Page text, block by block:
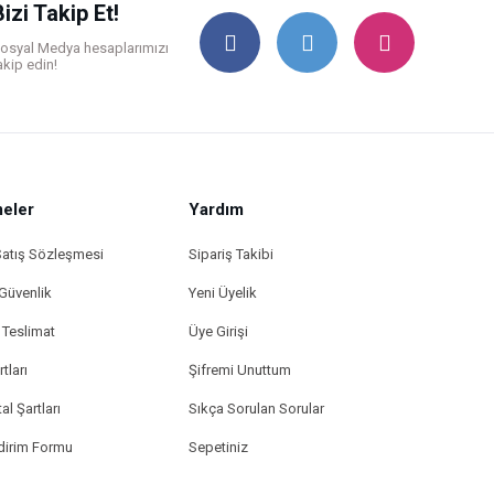
Takip Et!
Medya hesaplarımızı
edin!
Sözleşmesi
Şartları
Formu
Yardım
Sipariş Takibi
Yeni Üyelik
Üye Girişi
Şifremi Unuttum
Sıkça Sorulan Sorular
Sepetiniz